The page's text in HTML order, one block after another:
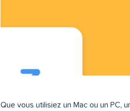
Que vous utilisiez un Mac ou un PC,